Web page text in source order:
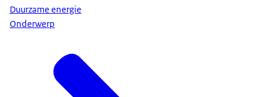
Duurzame energie
Onderwerp